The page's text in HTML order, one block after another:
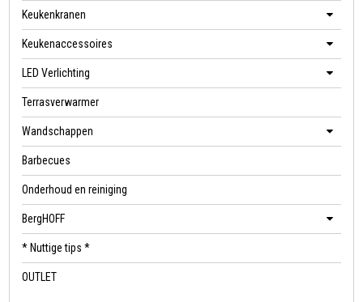
Keukenkranen
Keukenaccessoires
LED Verlichting
Terrasverwarmer
Wandschappen
Barbecues
Onderhoud en reiniging
BergHOFF
* Nuttige tips *
OUTLET